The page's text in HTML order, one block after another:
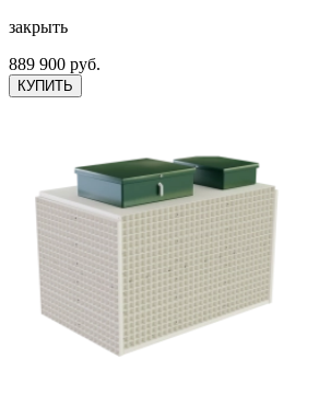
закрыть
889 900 руб.
КУПИТЬ